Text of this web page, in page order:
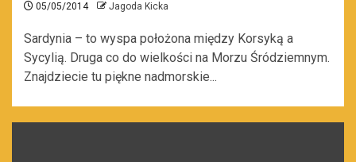
05/05/2014 Jagoda Kicka
Sardynia – to wyspa położona między Korsyką a
Sycylią. Druga co do wielkości na Morzu Śródziemnym.
Znajdziecie tu piękne nadmorskie...